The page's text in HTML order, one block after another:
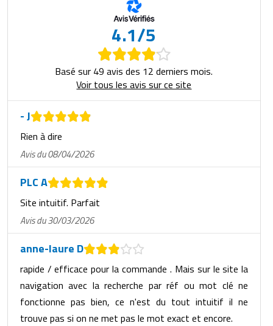
4.1/5
Basé sur 49 avis des 12 derniers mois.
Voir tous les avis sur ce site
- J
Rien à dire
Avis du 08/04/2026
PLC A
Site intuitif. Parfait
Avis du 30/03/2026
anne-laure D
rapide / efficace pour la commande . Mais sur le site la
navigation avec la recherche par réf ou mot clé ne
fonctionne pas bien, ce n'est du tout intuitif il ne
trouve pas si on ne met pas le mot exact et encore.